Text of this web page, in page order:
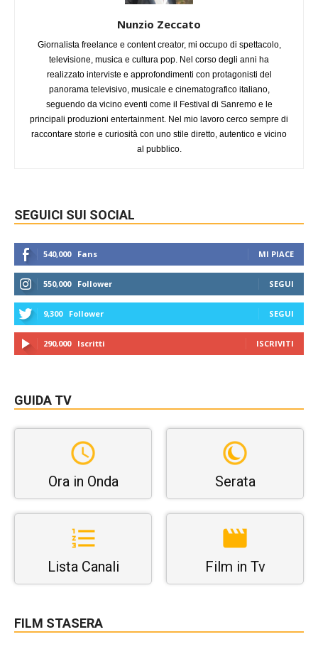
Nunzio Zeccato
Giornalista freelance e content creator, mi occupo di spettacolo,
televisione, musica e cultura pop. Nel corso degli anni ha
realizzato interviste e approfondimenti con protagonisti del
panorama televisivo, musicale e cinematografico italiano,
seguendo da vicino eventi come il Festival di Sanremo e le
principali produzioni entertainment. Nel mio lavoro cerco sempre di
raccontare storie e curiosità con uno stile diretto, autentico e vicino
al pubblico.
SEGUICI SUI SOCIAL
540,000 Fans MI PIACE
550,000 Follower SEGUI
9,300 Follower SEGUI
290,000 Iscritti ISCRIVITI
GUIDA TV
Ora in Onda Serata
Lista Canali Film in Tv
FILM STASERA